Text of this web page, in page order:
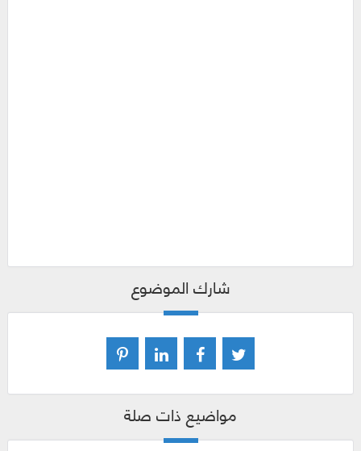
شارك الموضوع
مواضيع ذات صلة